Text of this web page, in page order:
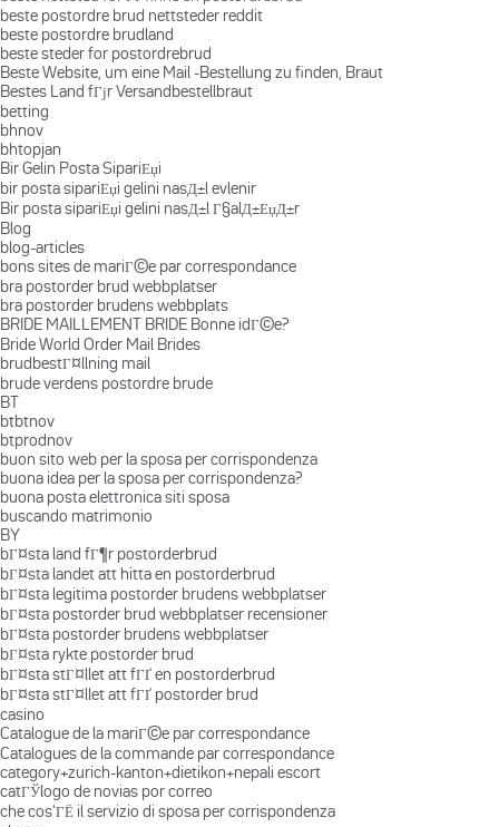
beste postordre brud nettsteder reddit
beste postordre brudland
beste steder for postordrebrud
Beste Website, um eine Mail -Bestellung zu finden, Braut
Bestes Land fГјr Versandbestellbraut
betting
bhnov
bhtopjan
Bir Gelin Posta SipariЕџi
bir posta sipariЕџi gelini nasД±l evlenir
Bir posta sipariЕџi gelini nasД±l Г§alД±ЕџД±r
Blog
blog-articles
bons sites de mariГ©e par correspondance
bra postorder brud webbplatser
bra postorder brudens webbplats
BRIDE MAILLEMENT BRIDE Bonne idГ©e?
Bride World Order Mail Brides
brudbestГ¤llning mail
brude verdens postordre brude
BT
btbtnov
btprodnov
buon sito web per la sposa per corrispondenza
buona idea per la sposa per corrispondenza?
buona posta elettronica siti sposa
buscando matrimonio
BY
bГ¤sta land fГ¶r postorderbrud
bГ¤sta landet att hitta en postorderbrud
bГ¤sta legitima postorder brudens webbplatser
bГ¤sta postorder brud webbplatser recensioner
bГ¤sta postorder brudens webbplatser
bГ¤sta rykte postorder brud
bГ¤sta stГ¤llet att fГҐ en postorderbrud
bГ¤sta stГ¤llet att fГҐ postorder brud
casino
Catalogue de la mariГ©e par correspondance
Catalogues de la commande par correspondance
category+zurich-kanton+dietikon+nepali escort
catГЎlogo de novias por correo
che cos'ГЁ il servizio di sposa per corrispondenza